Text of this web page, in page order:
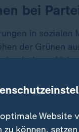
bei
in sozialen
der Grünen
Video
in
dass der 7.
Website
zu können,